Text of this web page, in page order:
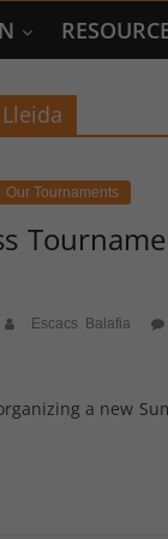
Our Tournaments
Escacs Balafia
a new